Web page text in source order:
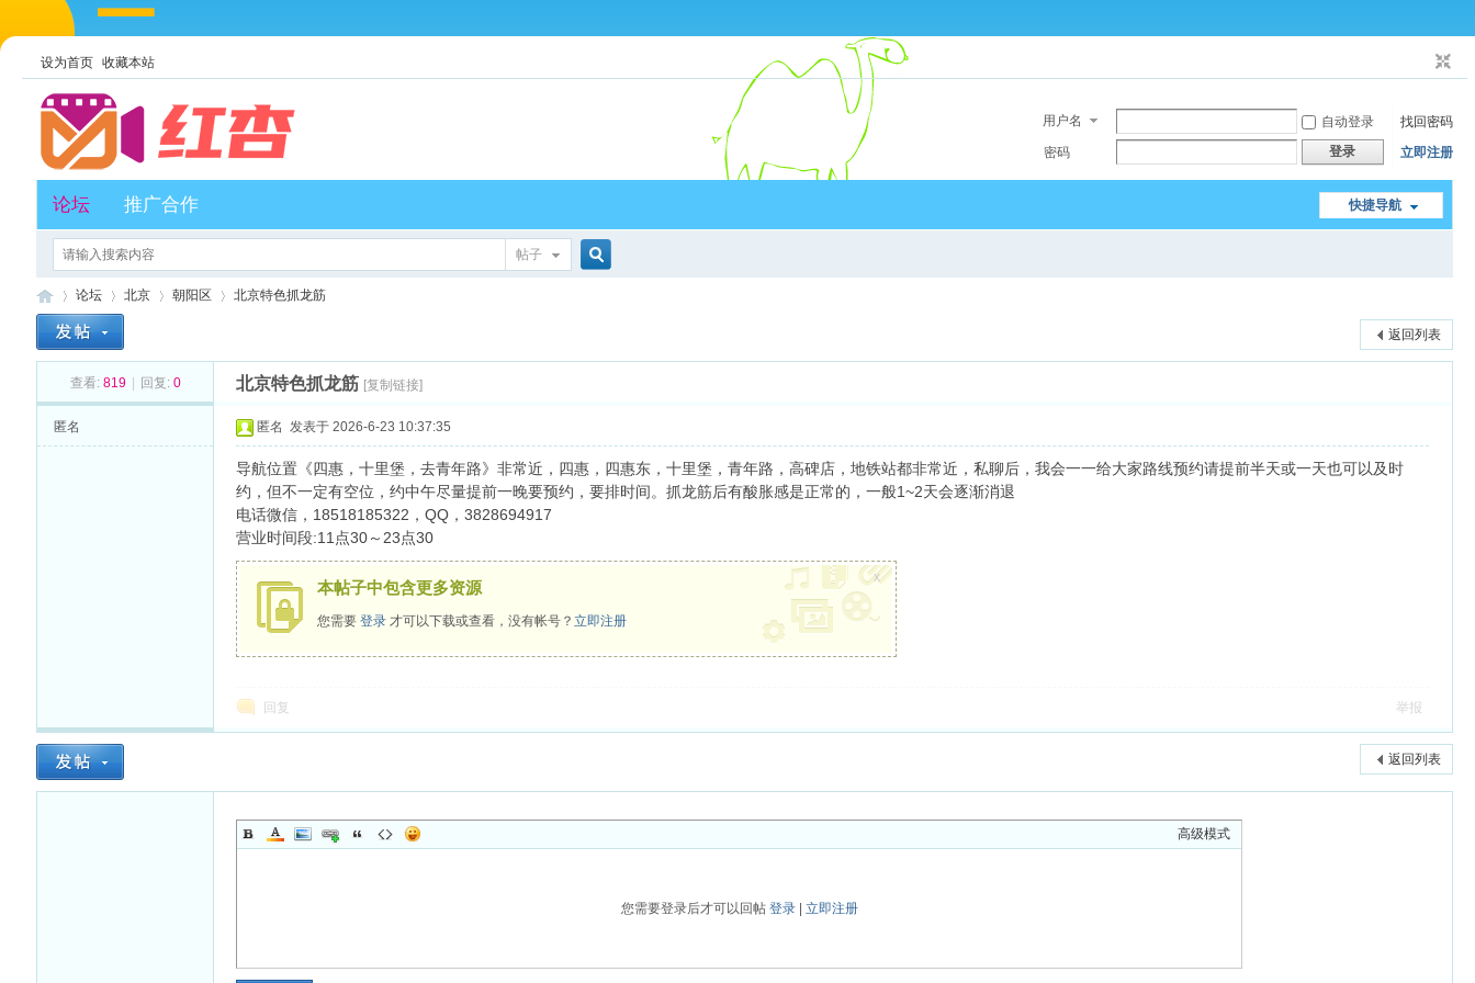
设为首页 收藏本站
用户名 自动登录
找回密码
密码
登录 立即注册
快捷导航
论坛 推广合作
帖子
论坛
›
北京
›
朝阳区 北京特色抓龙筋
返回列表
查看: 819 回复: 0 北京特色抓龙筋 [复制链接]
匿名 匿名发表于 2026-6-23 10:37:35
导航位置《四惠，十里堡，去青年路》非常近，四惠，四惠东，十里堡，青年路，高碑店，地铁站都非常近，私聊后，我会一一给大家路线预约请提前半天或一天也可以及时
约，但不一定有空位，约中午尽量提前一晚要预约，要排时间。抓龙筋后有酸胀感是正常的，一般1~2天会逐渐消退
电话微信，18518185322，QQ，3828694917
营业时间段:11点30～23点30
本帖子中包含更多资源
您需要登录 才可以下载或查看，没有帐号？立即注册
x
回复 举报
返回列表
高级模式
您需要登录后才可以回帖 登录| 立即注册